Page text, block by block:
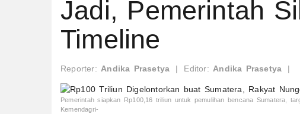
Jadi, Pemerintah
Timeline
Reporter:Andika Prasetya | Editor:Andika Prasetya |
Pemerintah siapkan Rp100,16 triliun untuk pemulihan bencana Sumatera,
Kemendagri-